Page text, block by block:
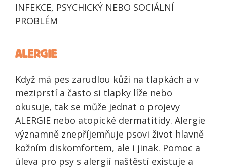
INFEKCE, PSYCHICKÝ NEBO SOCIÁLNÍ
PROBLÉM
ALERGIE
Když má pes zarudlou kůži na tlapkách a v
meziprstí a často si tlapky líže nebo
okusuje, tak se může jednat o projevy
ALERGIE nebo atopické dermatitidy. Alergie
významně znepříjemňuje psovi život hlavně
kožním diskomfortem, ale i jinak. Pomoc a
úleva pro psy s alergií naštěstí existuje a